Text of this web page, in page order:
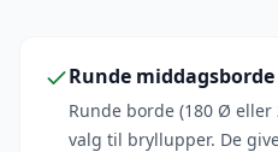
Runde middagsborde
Runde borde (180 Ø
valg til bryllupper. De